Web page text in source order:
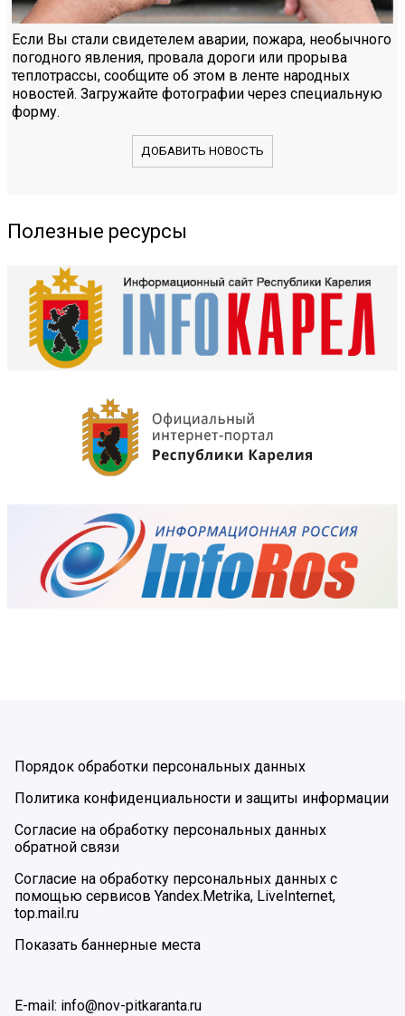
Если Вы стали свидетелем аварии, пожара, необычного
погодного явления, провала дороги или прорыва
теплотрассы, сообщите об этом в ленте народных
новостей. Загружайте фотографии через специальную
форму.
ДОБАВИТЬ НОВОСТЬ
Полезные ресурсы
Порядок обработки персональных данных
Политика конфиденциальности и защиты информации
Согласие на обработку персональных данных
обратной связи
Согласие на обработку персональных данных с
помощью сервисов Yandex.Metrika, LiveInternet,
top.mail.ru
Показать баннерные места
E-mail: info@nov-pitkaranta.ru